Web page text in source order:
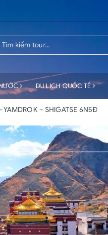
DU LỊCH QUỐC TẾ
YAMDROK – SHIGATSE 6N5Đ